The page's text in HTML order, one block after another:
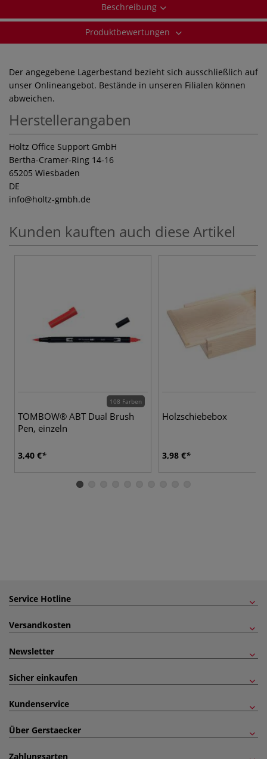
Beschreibung
Produktbewertungen
Der angegebene Lagerbestand bezieht sich ausschließlich auf
unser Onlineangebot. Bestände in unseren Filialen können
abweichen.
Herstellerangaben
Holtz Office Support GmbH
Bertha-Cramer-Ring 14-16
65205 Wiesbaden
DE
info@holtz-gmbh.de
Kunden kauften auch diese Artikel
108 Farben
TOMBOW® ABT Dual Brush
Pen, einzeln
3,40 €
Holzschiebebox
3,98 €
Service Hotline
Versandkosten
Newsletter
Sicher einkaufen
Kundenservice
Über Gerstaecker
Zahlungsarten